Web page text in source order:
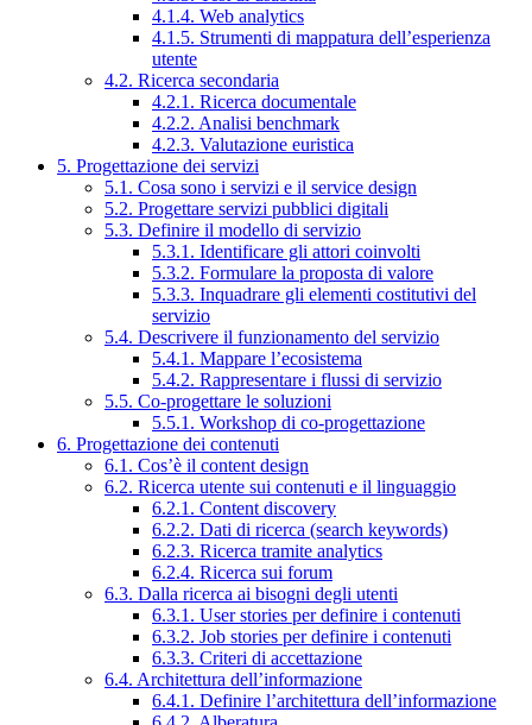
4.1.4. Web analytics
4.1.5. Strumenti di mappatura dell’esperienza
utente
4.2. Ricerca secondaria
4.2.1. Ricerca documentale
4.2.2. Analisi benchmark
4.2.3. Valutazione euristica
5. Progettazione dei servizi
5.1. Cosa sono i servizi e il service design
5.2. Progettare servizi pubblici digitali
5.3. Definire il modello di servizio
5.3.1. Identificare gli attori coinvolti
5.3.2. Formulare la proposta di valore
5.3.3. Inquadrare gli elementi costitutivi del
servizio
5.4. Descrivere il funzionamento del servizio
5.4.1. Mappare l’ecosistema
5.4.2. Rappresentare i flussi di servizio
5.5. Co-progettare le soluzioni
5.5.1. Workshop di co-progettazione
6. Progettazione dei contenuti
6.1. Cos’è il content design
6.2. Ricerca utente sui contenuti e il linguaggio
6.2.1. Content discovery
6.2.2. Dati di ricerca (search keywords)
6.2.3. Ricerca tramite analytics
6.2.4. Ricerca sui forum
6.3. Dalla ricerca ai bisogni degli utenti
6.3.1. User stories per definire i contenuti
6.3.2. Job stories per definire i contenuti
6.3.3. Criteri di accettazione
6.4. Architettura dell’informazione
6.4.1. Definire l’architettura dell’informazione